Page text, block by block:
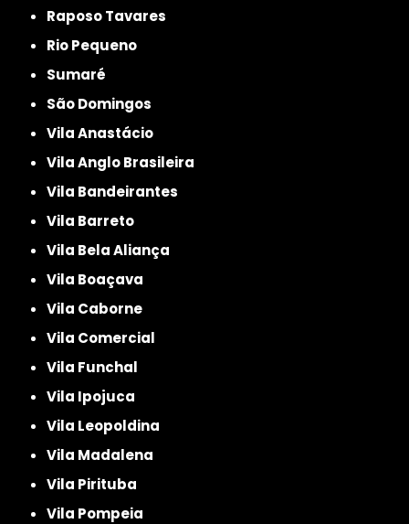
Raposo Tavares
Rio Pequeno
Sumaré
São Domingos
Vila Anastácio
Vila Anglo Brasileira
Vila Bandeirantes
Vila Barreto
Vila Bela Aliança
Vila Boaçava
Vila Caborne
Vila Comercial
Vila Funchal
Vila Ipojuca
Vila Leopoldina
Vila Madalena
Vila Pirituba
Vila Pompeia